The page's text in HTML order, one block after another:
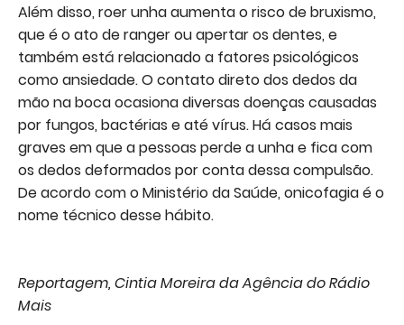
Além disso, roer unha aumenta o risco de bruxismo,
que é o ato de ranger ou apertar os dentes, e
também está relacionado a fatores psicológicos
como ansiedade. O contato direto dos dedos da
mão na boca ocasiona diversas doenças causadas
por fungos, bactérias e até vírus. Há casos mais
graves em que a pessoas perde a unha e fica com
os dedos deformados por conta dessa compulsão.
De acordo com o Ministério da Saúde, onicofagia é o
nome técnico desse hábito.
Reportagem, Cintia Moreira da Agência do Rádio
Mais